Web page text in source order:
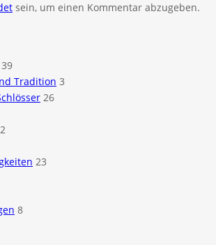
sein, um einen Kommentar abzugeben.
39
Tradition 3
26
2
23
8